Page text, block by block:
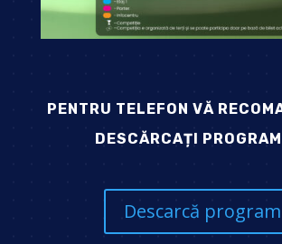
PENTRU TELEFON VĂ
DESCĂRCAȚI
Descarcă program